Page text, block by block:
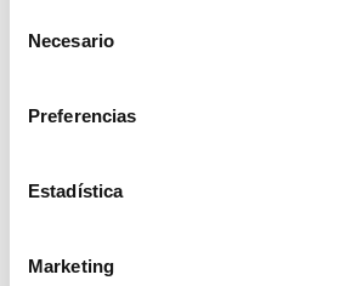
Necesario
Preferencias
Estadística
Marketing
Telf. +34 94 403 77 99
Contacto